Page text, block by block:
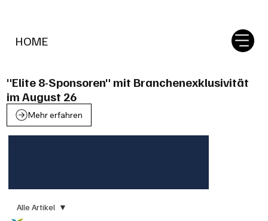
HOME
"Elite 8-Sponsoren" mit Branchenexklusivität
im August 26
Mehr erfahren
Alle Artikel